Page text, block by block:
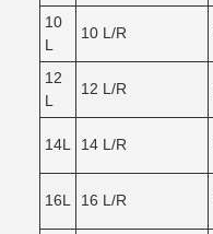
10
L
10 L/R
12
L
12 L/R
14L 14 L/R
16L 16 L/R